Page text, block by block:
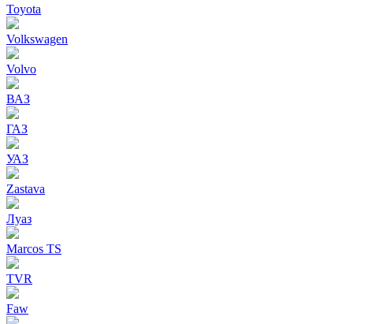
Toyota
Volkswagen
Volvo
ВАЗ
ГАЗ
УАЗ
Zastava
Луаз
Marcos TS
TVR
Faw